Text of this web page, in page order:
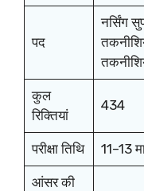
पद
नर्सिंग
कुल
रिक्तियां
434
परीक्षा तिथि 11–13
आंसर की